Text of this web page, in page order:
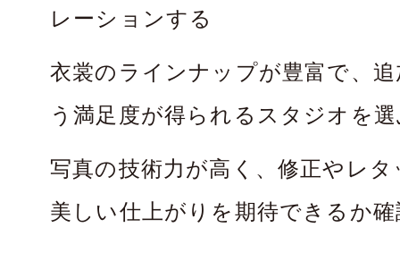
レーションする
衣裳のラインナップが豊富で、
う満足度が得られるスタジオを
写真の技術力が高く、修正やレ
美しい仕上がりを期待できるか